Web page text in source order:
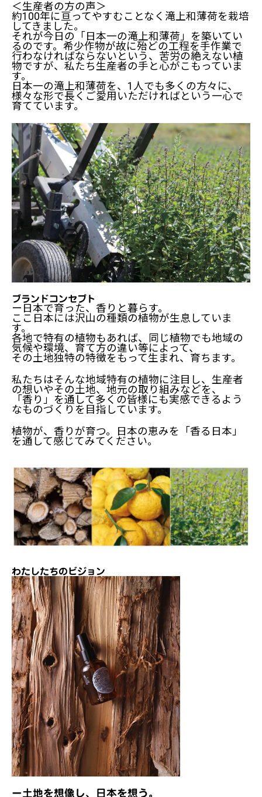
＜生産者の方の声＞
約100年に亘ってやすむことなく滝上和薄荷を栽培
してきました。
それが今日の「日本一の滝上和薄荷」を築いてい
るのです。希少作物が故に殆どの工程を手作業で
行わなければならないという、苦労の絶えない植
物ですが、私たち生産者の手と心がこもっていま
す。
日本一の滝上和薄荷を、1人でも多くの方々に、
様々な形で長くご愛用いただければという一心で
育てています。
ブランドコンセプト
ー日本で育った、香りと暮らす。
ここ日本には沢山の種類の植物が生息していま
す。
各地で特有の植物もあれば、同じ植物でも地域の
気候や環境、育て方の違い等によって、
その土地独特の特徴をもって生まれ、育ちます。
私たちはそんな地域特有の植物に注目し、生産者
の想いやその土地、地元の取り組みなどを、
「香り」を通して多くの皆様にも実感できるよう
なものづくりを目指しています。
植物が、香りが育つ。日本の恵みを「香る日本」
を通して感じてみてください。
わたしたちのビジョン
ー土地を想像し、日本を想う。